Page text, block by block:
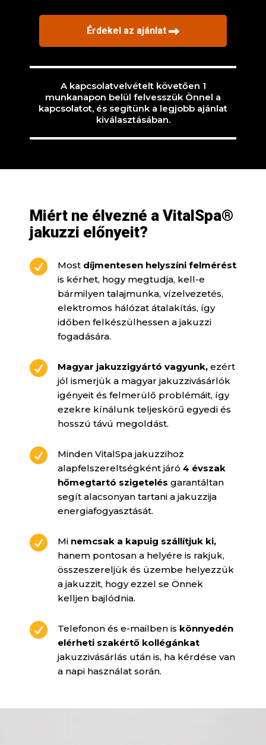
A kapcsolatvelvételt követően 1
munkanapon belül felvesszük Önnel a
kapcsolatot, és segítünk a legjobb ajánlat
kiválasztásában.
Miért ne élvezné a VitalSpa®
jakuzzi előnyeit?

Most díjmentesen helyszíni felmérést
is kérhet, hogy megtudja, kell-e
bármilyen talajmunka, vízelvezetés,
elektromos hálózat átalakítás, így
időben felkészülhessen a jakuzzi
fogadására.
 Magyar jakuzzigyártó vagyunk, ezért
jól ismerjük a magyar jakuzzivásárlók
igényeit és felmerülő problémáit, így
ezekre kínálunk teljeskörű egyedi és
hosszú távú megoldást.

Minden VitalSpa jakuzzihoz
alapfelszereltségként járó 4 évszak
hőmegtartó szigetelés garantáltan
segít alacsonyan tartani a jakuzzija
energiafogyasztását.
 Mi nemcsak a kapuig szállítjuk ki,
hanem pontosan a helyére is rakjuk,
összeszereljük és üzembe helyezzük
a jakuzzit, hogy ezzel se Önnek
kelljen bajlódnia.
 Telefonon és e-mailben is könnyedén
elérheti szakértő kollégánkat
jakuzzivásárlás után is, ha kérdése van
a napi használat során.